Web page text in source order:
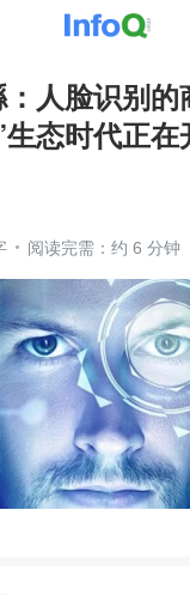
人脸识别
态时代正在
阅读完需：约 6 分钟